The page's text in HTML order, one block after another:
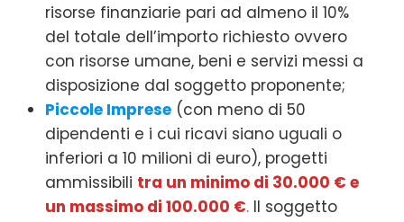
risorse finanziarie pari ad almeno il 10%
del totale dell’importo richiesto ovvero
con risorse umane, beni e servizi messi a
disposizione dal soggetto proponente;
Piccole Imprese (con meno di 50
dipendenti e i cui ricavi siano uguali o
inferiori a 10 milioni di euro), progetti
ammissibili tra un minimo di 30.000 € e
un massimo di 100.000 €. Il soggetto